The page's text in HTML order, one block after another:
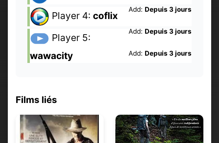
Add: Depuis 3 jours
Player 4: coflix
Add: Depuis 3 jours
Player 5:
wawacity
Add: Depuis 3 jours
Films liés